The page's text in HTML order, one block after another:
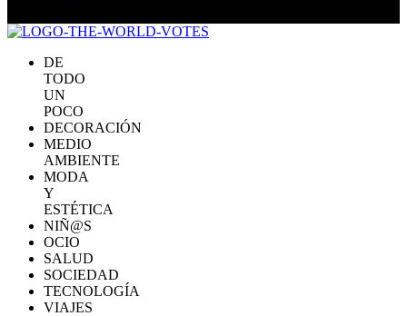
DE
TODO
UN
POCO
DECORACIÓN
MEDIO
AMBIENTE
MODA
Y
ESTÉTICA
NIÑ@S
OCIO
SALUD
SOCIEDAD
TECNOLOGÍA
VIAJES